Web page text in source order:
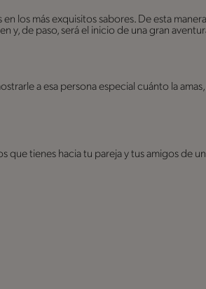
los más exquisitos sabores. De esta
y, de paso, será el inicio de una gran
a esa persona especial cuánto la
tienes hacia tu pareja y tus amigos de